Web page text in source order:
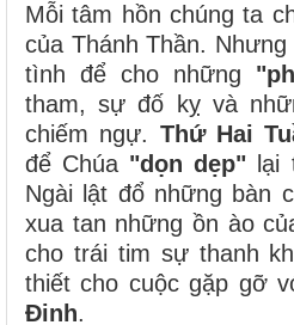
Mỗi tâm hồn chúng ta
của Thánh Thần.
tình để cho những
tham, sự đố kỵ và
chiếm ngự. Thứ Hai
để Chúa "dọn dẹp" lại
Ngài lật đổ những bàn
xua tan những ồn ào
cho trái tim sự thanh
thiết cho cuộc gặp gỡ
Đinh.